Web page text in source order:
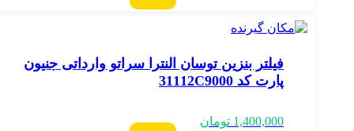
فیلتر بنزین توسان النترا سراتو وارداتی جنیون
پارت کد 31112C9000
1,400,000 تومان